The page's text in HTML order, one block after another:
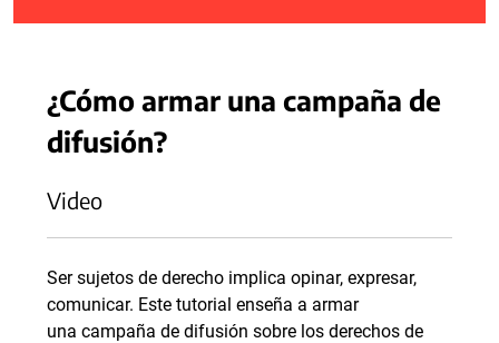
¿Cómo armar una campaña de
difusión?
Video
Ser sujetos de derecho implica opinar, expresar,
comunicar. Este tutorial enseña a armar
una campaña de difusión sobre los derechos de